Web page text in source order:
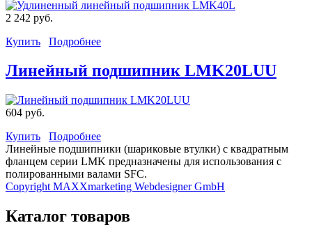
2 242 руб.
Купить
Подробнее
Линейный подшипник LMK20LUU
604 руб.
Купить
Подробнее
Линейные подшипники (шариковые втулки) с квадратным
фланцем серии LMK предназначены для использования с
полированными валами SFC.
Copyright MAXXmarketing Webdesigner GmbH
Каталог товаров